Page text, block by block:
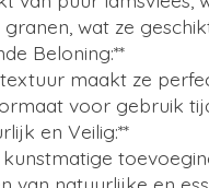
granen, wat ze
Beloning:**
maakt ze
voor gebruik
en Veilig:**